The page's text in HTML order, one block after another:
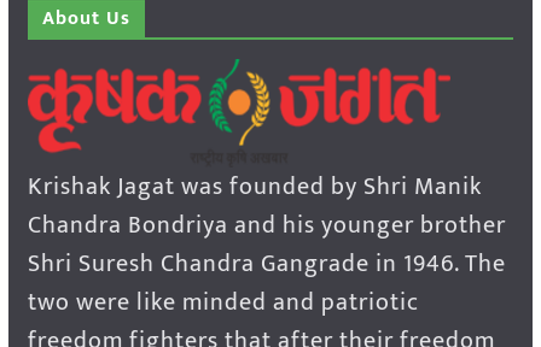
About Us
Krishak Jagat was founded by Shri Manik
Chandra Bondriya and his younger brother
Shri Suresh Chandra Gangrade in 1946. The
two were like minded and patriotic